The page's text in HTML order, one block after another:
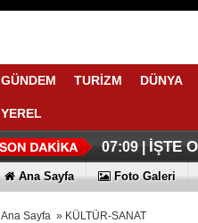
GÜNDEM TURİZM DÜNYA
YEREL
07:09 | İŞTE
Ana Sayfa Foto Galeri
Ana Sayfa » KÜLTÜR-SANAT